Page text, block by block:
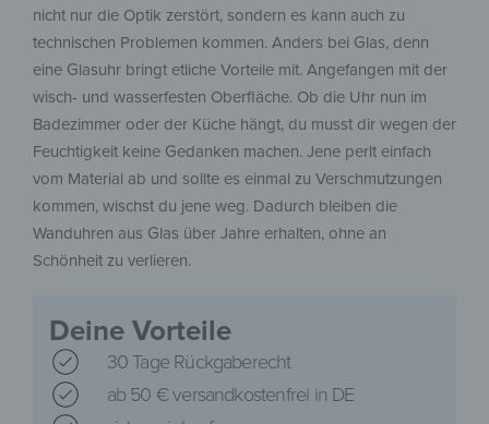
nicht nur die Optik zerstört, sondern es kann auch zu
technischen Problemen kommen. Anders bei Glas, denn
eine Glasuhr bringt etliche Vorteile mit. Angefangen mit der
wisch- und wasserfesten Oberfläche. Ob die Uhr nun im
Badezimmer oder der Küche hängt, du musst dir wegen der
Feuchtigkeit keine Gedanken machen. Jene perlt einfach
vom Material ab und sollte es einmal zu Verschmutzungen
kommen, wischst du jene weg. Dadurch bleiben die
Wanduhren aus Glas über Jahre erhalten, ohne an
Schönheit zu verlieren.
Deine Vorteile
30 Tage Rückgaberecht
ab 50 € versandkostenfrei in DE